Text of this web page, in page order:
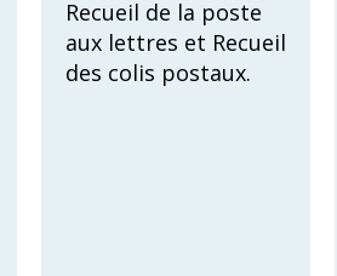
Recueil de la poste
aux lettres et Recueil
des colis postaux.